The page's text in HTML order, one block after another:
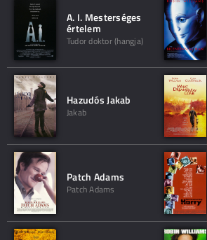
A. I. Mesterséges
értelem
Tudor doktor (hangja)
Hazudós Jakab
Jakab
Patch Adams
Patch Adams